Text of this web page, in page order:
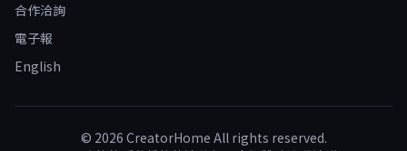
合作洽詢
電子報
English
© 2026 CreatorHome All rights reserved.